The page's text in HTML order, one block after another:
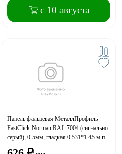
с 10 августа
Панель фальцевая МеталлПрофиль
FastClick Norman RAL 7004 (сигнально-
серый), 0.5мм, гладкая 0.531*1.45 м.п.